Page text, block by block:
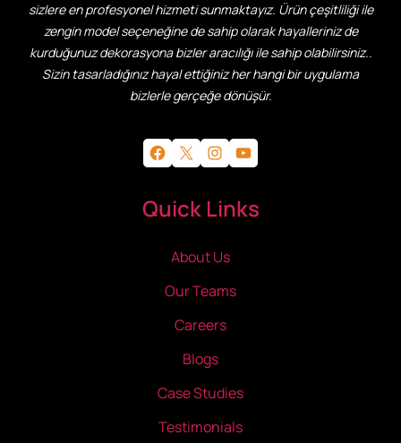
sizlere en profesyonel hizmeti sunmaktayız. Ürün çeşitliliği ile
zengin model seçeneğine de sahip olarak hayalleriniz de
kurduğunuz dekorasyona bizler aracılığı ile sahip olabilirsiniz..
Sizin tasarladığınız hayal ettiğiniz her hangi bir uygulama
bizlerle gerçeğe dönüşür.
Facebook X Instagram YouTube
Quick Links
About Us
Our Teams
Careers
Blogs
Case Studies
Testimonials